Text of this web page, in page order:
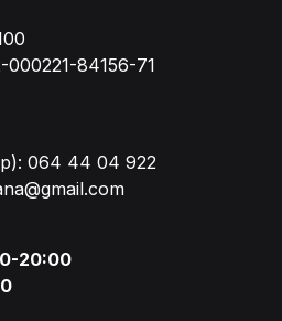
000221-84156-71
064 44 04 922
20:00